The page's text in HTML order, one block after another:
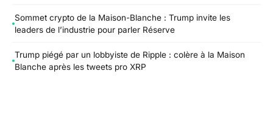
Sommet crypto de la Maison-Blanche : Trump invite les
leaders de l’industrie pour parler Réserve
Trump piégé par un lobbyiste de Ripple : colère à la Maison
Blanche après les tweets pro XRP